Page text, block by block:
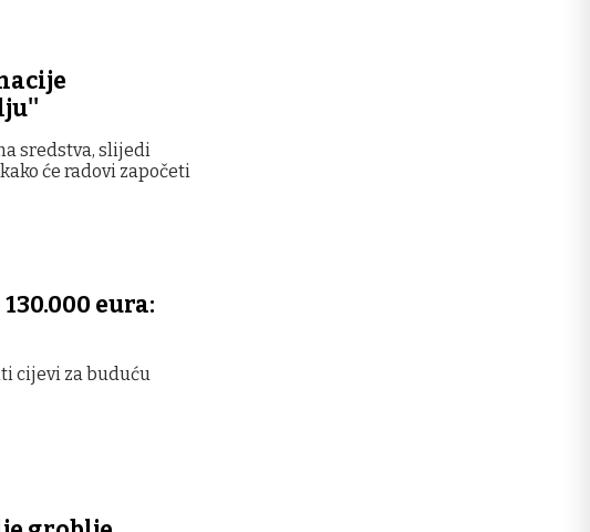
sredstva, slijedi
će radovi započeti
eura:
cijevi za buduću